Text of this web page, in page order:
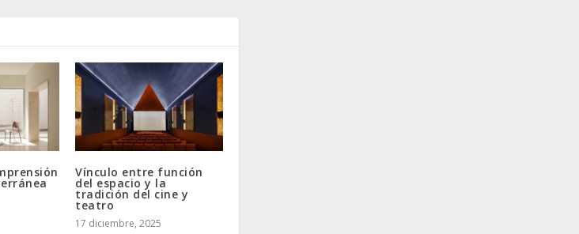
Vínculo entre función
del espacio y la
tradición del cine y
teatro
17 diciembre, 2025